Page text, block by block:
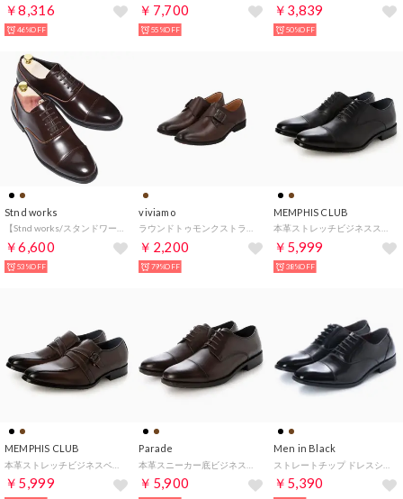
￥8,316
46%OFF
￥7,700
55%OFF
￥3,839
50%OFF
Stnd works
￥6,600
53%OFF
viviamo
￥2,200
79%OFF
MEMPHIS CLUB
￥5,999
38%OFF
MEMPHIS CLUB
￥5,999
Parade
￥5,900
Men in Black
￥5,390